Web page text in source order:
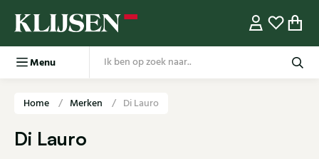
Menu
Home Merken Di Lauro
Di Lauro